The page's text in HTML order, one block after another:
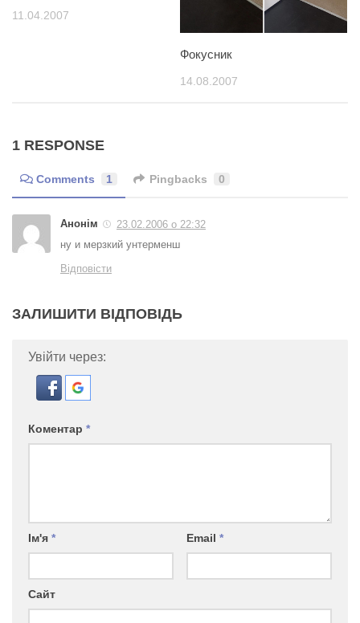
11.04.2007
Фокусник
14.08.2007
1 RESPONSE
Comments 1 Pingbacks 0
Анонім
23.02.2006 о 22:32
ну и мерзкий унтерменш
Відповісти
ЗАЛИШИТИ ВІДПОВІДЬ
Увійти через:
Коментар *
Ім'я * Email *
Сайт